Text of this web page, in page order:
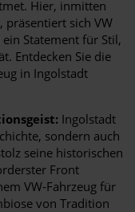
Hier, inmitten
präsentiert sich VW
Statement für Stil,
Entdecken Sie die
in Ingolstadt
Ingolstadt
sondern auch
seine historischen
Front
VW-Fahrzeug für
von Tradition